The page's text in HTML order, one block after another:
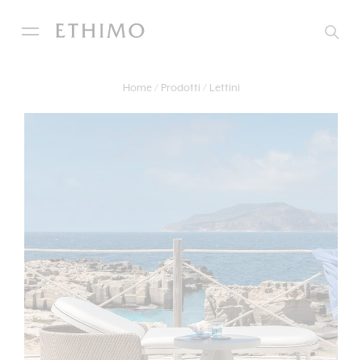
Home Prodotti Lettini